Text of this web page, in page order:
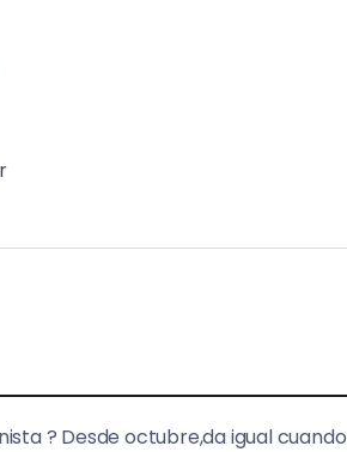
? Desde octubre,da igual cuando